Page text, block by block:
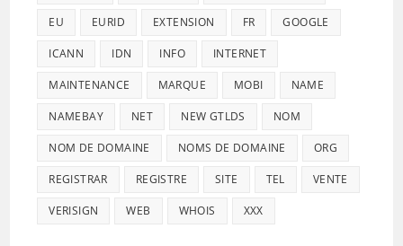
EU EURID EXTENSION FR GOOGLE
ICANN IDN INFO INTERNET
MAINTENANCE MARQUE MOBI NAME
NAMEBAY NET NEW GTLDS NOM
NOM DE DOMAINE NOMS DE DOMAINE ORG
REGISTRAR REGISTRE SITE TEL VENTE
VERISIGN WEB WHOIS XXX